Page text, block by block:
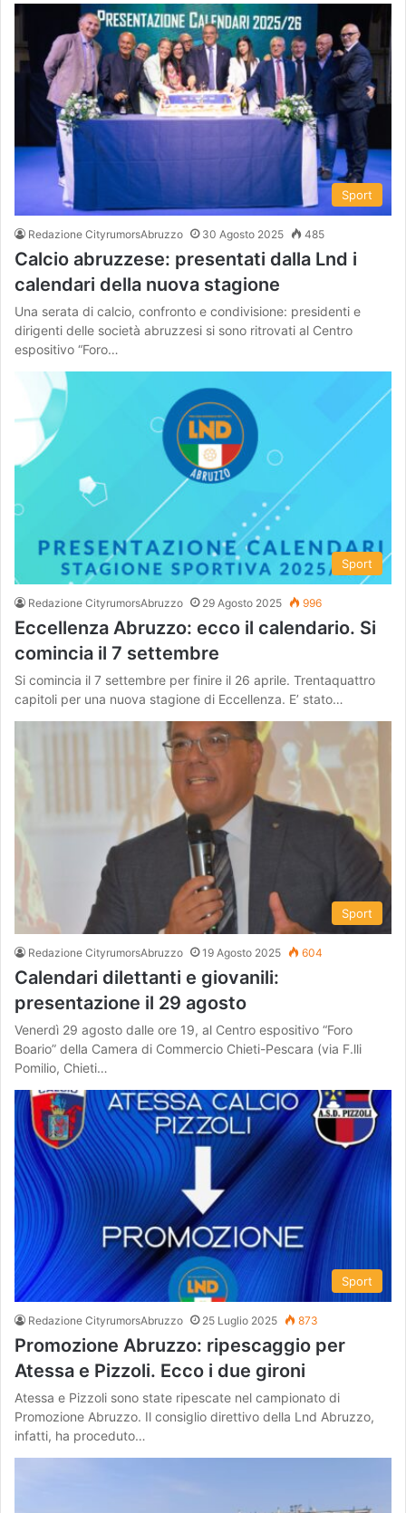
Sport
Redazione CityrumorsAbruzzo 30 Agosto 2025 485
Calcio abruzzese: presentati dalla Lnd i
calendari della nuova stagione
Una serata di calcio, confronto e condivisione: presidenti e
dirigenti delle società abruzzesi si sono ritrovati al Centro
espositivo “Foro…
Sport
Redazione CityrumorsAbruzzo 29 Agosto 2025 996
Eccellenza Abruzzo: ecco il calendario. Si
comincia il 7 settembre
Si comincia il 7 settembre per finire il 26 aprile. Trentaquattro
capitoli per una nuova stagione di Eccellenza. E’ stato…
Sport
Redazione CityrumorsAbruzzo 19 Agosto 2025 604
Calendari dilettanti e giovanili:
presentazione il 29 agosto
Venerdì 29 agosto dalle ore 19, al Centro espositivo “Foro
Boario” della Camera di Commercio Chieti-Pescara (via F.lli
Pomilio, Chieti…
Sport
Redazione CityrumorsAbruzzo 25 Luglio 2025 873
Promozione Abruzzo: ripescaggio per
Atessa e Pizzoli. Ecco i due gironi
Atessa e Pizzoli sono state ripescate nel campionato di
Promozione Abruzzo. Il consiglio direttivo della Lnd Abruzzo,
infatti, ha proceduto…